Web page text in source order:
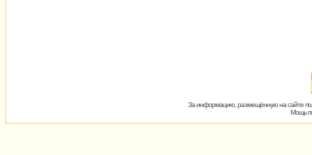
За информацию, размещённую на сайте
Мощь